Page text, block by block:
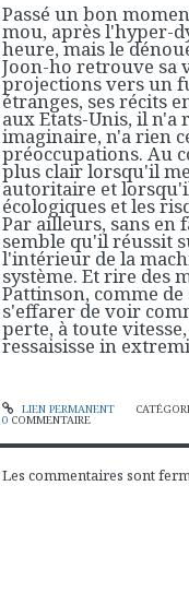
Passé un bon
mou, après l'hyper-
heure, mais le
Joon-ho retrouve sa
projections vers un
étranges, ses récits
aux Etats-Unis, il
imaginaire, n'a rien
préoccupations. Au
plus clair lorsqu'il
autoritaire et
écologiques et les
Par ailleurs, sans
semble qu'il réussit
l'intérieur de la
système. Et rire des
Pattinson, comme
s'effarer de voir
perte, à toute
ressaisisse in
LIEN PERMANENT
0 COMMENTAIRE
Les commentaires sont